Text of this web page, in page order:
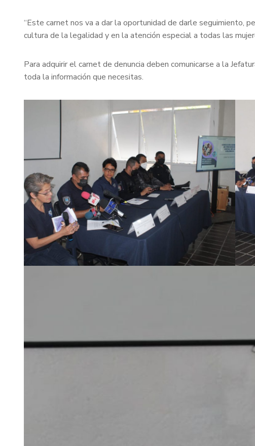
“Este carnet nos va a dar la oportunidad de darle seguimiento,
cultura de la legalidad y en la atención especial a todas las
Para adquirir el carnet de denuncia deben comunicarse a la
toda la información que necesitas.